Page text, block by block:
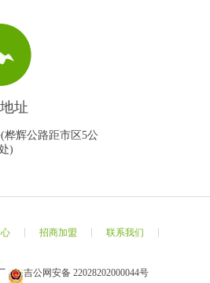
址
桦辉公路距市区5公
)
招商加盟 联系我们
吉公网安备 22028202000044号